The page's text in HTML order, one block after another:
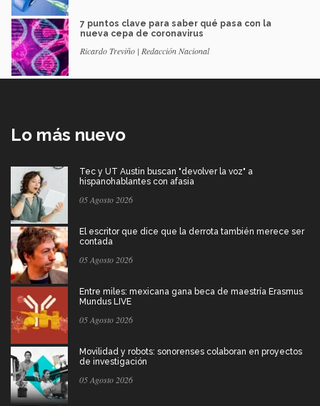
7 puntos clave para saber qué pasa con la
nueva cepa de coronavirus
Ricardo Treviño | Redacción Nacional
Lo más nuevo
Tec y UT Austin buscan "devolver la voz" a
hispanohablantes con afasia
05 Agosto 2026
El escritor que dice que la derrota también merece ser
contada
05 Agosto 2026
Entre miles: mexicana gana beca de maestría Erasmus
Mundus LIVE
05 Agosto 2026
Movilidad y robots: sonorenses colaboran en proyectos
de investigación
05 Agosto 2026